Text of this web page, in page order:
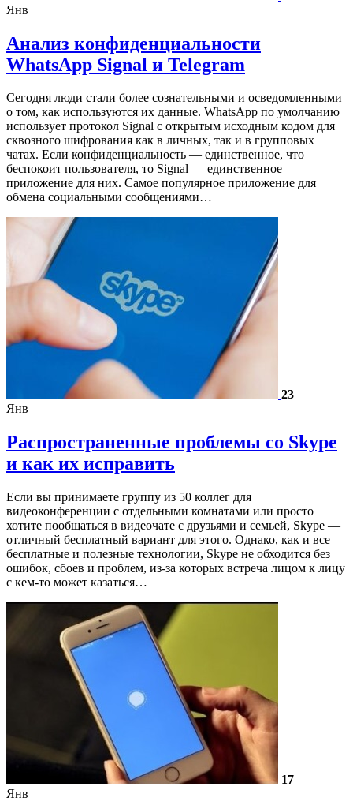
Янв
Анализ конфиденциальности
WhatsApp Signal и Telegram
Сегодня люди стали более сознательными и осведомленными
о том, как используются их данные. WhatsApp по умолчанию
использует протокол Signal с открытым исходным кодом для
сквозного шифрования как в личных, так и в групповых
чатах. Если конфиденциальность — единственное, что
беспокоит пользователя, то Signal — единственное
приложение для них. Самое популярное приложение для
обмена социальными сообщениями…
23
Янв
Распространенные проблемы со Skype
и как их исправить
Если вы принимаете группу из 50 коллег для
видеоконференции с отдельными комнатами или просто
хотите пообщаться в видеочате с друзьями и семьей, Skype —
отличный бесплатный вариант для этого. Однако, как и все
бесплатные и полезные технологии, Skype не обходится без
ошибок, сбоев и проблем, из-за которых встреча лицом к лицу
с кем-то может казаться…
17
Янв